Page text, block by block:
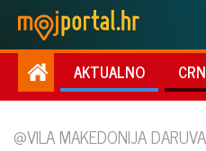
AKTUALNO
@VILA MAKEDONIJA